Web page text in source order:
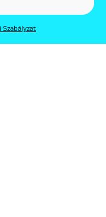
Szabályzat